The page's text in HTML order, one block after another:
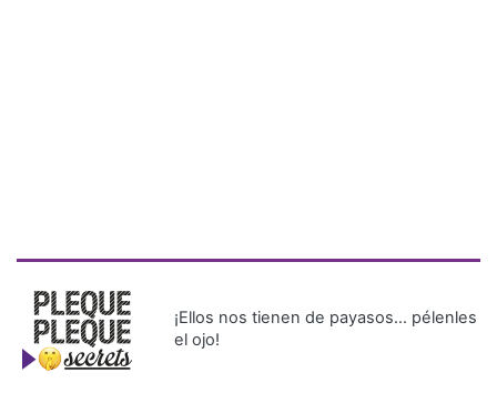
¡Ellos nos tienen de payasos… pélenles
el ojo!